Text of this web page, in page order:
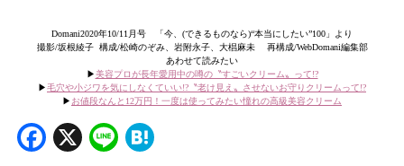
Domani2020年10/11月号 「今、(できるものなら)“本当にしたい”100」より
撮影/坂根綾子 構成/松崎のぞみ、岩附永子、大椙麻未 再構成/WebDomani編集部
あわせて読みたい
▶︎美容プロが長年愛用中の噂の〝すごいクリーム〟って!?
▶︎毛穴や小ジワを気にしなくていい!?〝老け見え〟させないお守りクリームって!?
▶︎ お値段なんと12万円！一度は使ってみたい憧れの高級美容クリーム
Facebook
X Line